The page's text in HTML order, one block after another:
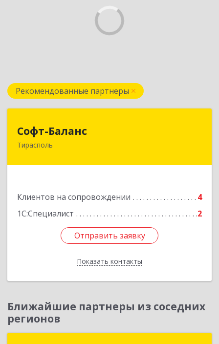
Рекомендованные партнеры
Софт-Баланс
Тирасполь
Клиентов на сопровождении
4
1С:Специалист
2
Отправить заявку
Показать контакты
Подробнее
Отправить заявку
Назад
Ближайшие партнеры из соседних
регионов